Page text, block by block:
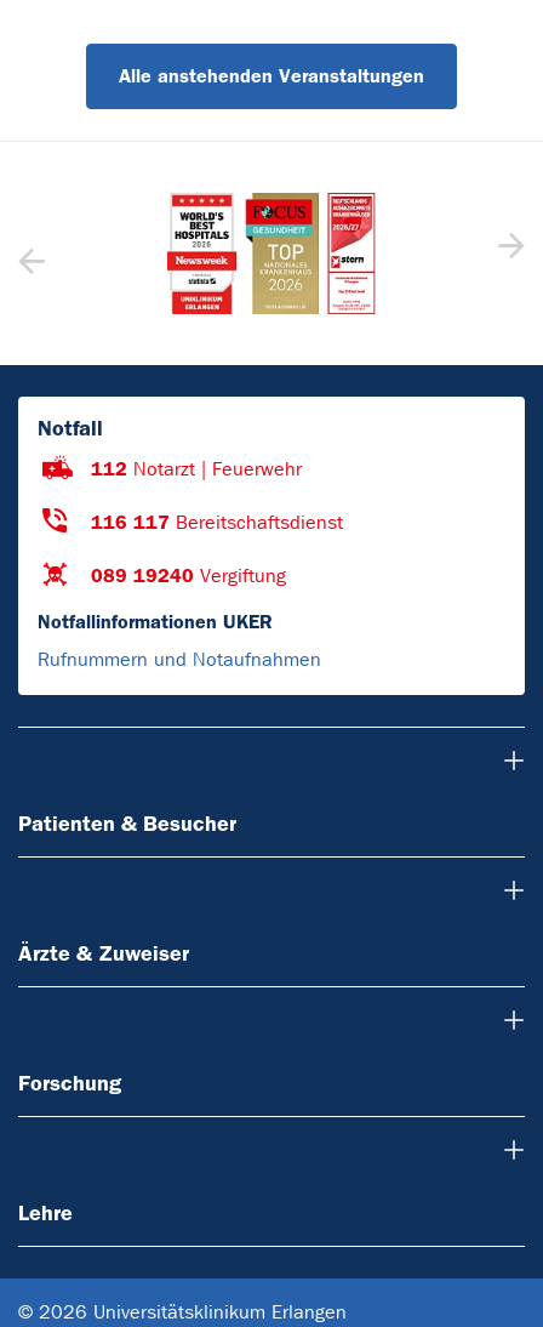
Alle anstehenden Veranstaltungen
Notfall
112 Notarzt | Feuerwehr
116 117 Bereitschaftsdienst
089 19240 Vergiftung
Notfallinformationen UKER
Rufnummern und Notaufnahmen
Patienten & Besucher
Ärzte & Zuweiser
Forschung
Lehre
© 2026 Universitätsklinikum Erlangen